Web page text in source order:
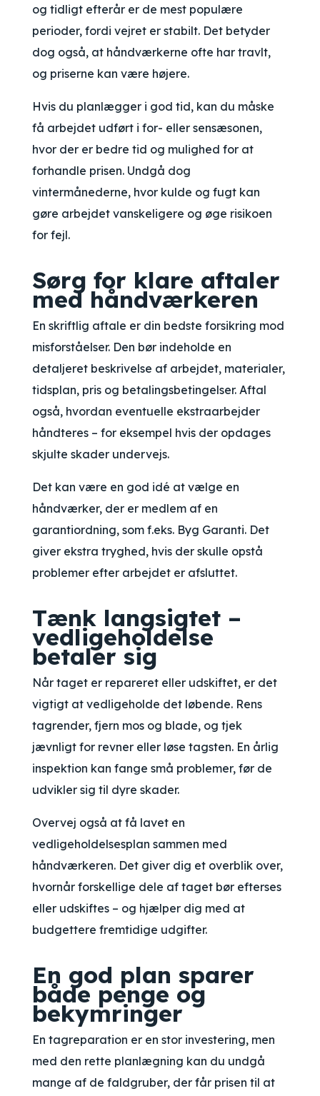
og tidligt efterår er de mest populære
perioder, fordi vejret er stabilt. Det betyder
dog også, at håndværkerne ofte har travlt,
og priserne kan være højere.
Hvis du planlægger i god tid, kan du måske
få arbejdet udført i for- eller sensæsonen,
hvor der er bedre tid og mulighed for at
forhandle prisen. Undgå dog
vintermånederne, hvor kulde og fugt kan
gøre arbejdet vanskeligere og øge risikoen
for fejl.
Sørg for klare aftaler
med håndværkeren
En skriftlig aftale er din bedste forsikring mod
misforståelser. Den bør indeholde en
detaljeret beskrivelse af arbejdet, materialer,
tidsplan, pris og betalingsbetingelser. Aftal
også, hvordan eventuelle ekstraarbejder
håndteres – for eksempel hvis der opdages
skjulte skader undervejs.
Det kan være en god idé at vælge en
håndværker, der er medlem af en
garantiordning, som f.eks. Byg Garanti. Det
giver ekstra tryghed, hvis der skulle opstå
problemer efter arbejdet er afsluttet.
Tænk langsigtet –
vedligeholdelse
betaler sig
Når taget er repareret eller udskiftet, er det
vigtigt at vedligeholde det løbende. Rens
tagrender, fjern mos og blade, og tjek
jævnligt for revner eller løse tagsten. En årlig
inspektion kan fange små problemer, før de
udvikler sig til dyre skader.
Overvej også at få lavet en
vedligeholdelsesplan sammen med
håndværkeren. Det giver dig et overblik over,
hvornår forskellige dele af taget bør efterses
eller udskiftes – og hjælper dig med at
budgettere fremtidige udgifter.
En god plan sparer
både penge og
bekymringer
En tagreparation er en stor investering, men
med den rette planlægning kan du undgå
mange af de faldgruber, der får prisen til at